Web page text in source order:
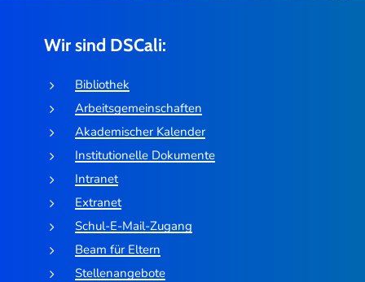
Wir sind DSCali:
Bibliothek
Arbeitsgemeinschaften
Akademischer Kalender
Institutionelle Dokumente
Intranet
Extranet
Schul-E-Mail-Zugang
Beam für Eltern
Stellenangebote